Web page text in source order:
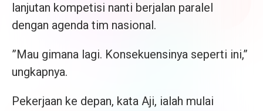
lanjutan kompetisi nanti berjalan paralel
dengan agenda tim nasional.
”Mau gimana lagi. Konsekuensinya seperti ini,”
ungkapnya.
Pekerjaan ke depan, kata Aji, ialah mulai